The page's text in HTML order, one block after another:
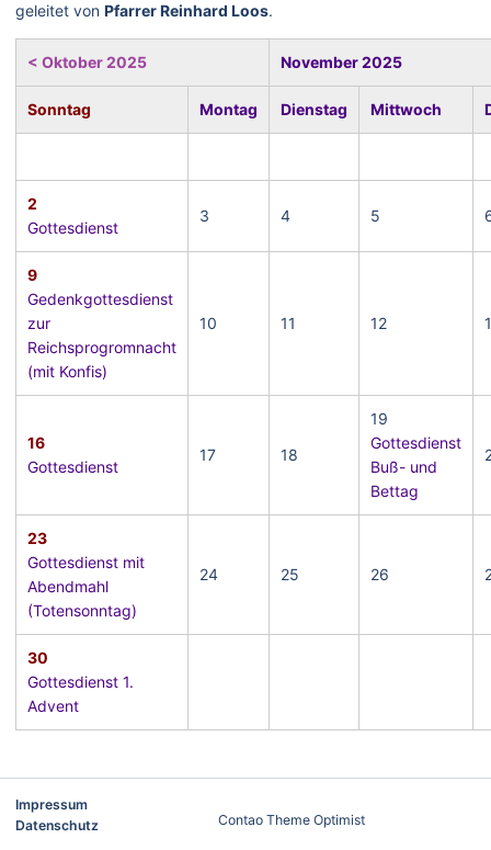
geleitet von Pfarrer Reinhard Loos.
< Oktober 2025 November 2025
Sonntag Montag Dienstag Mittwoch
2
Gottesdienst
3 4 5
9
Gedenkgottesdienst
zur
Reichsprogromnacht
(mit Konfis)
10 11 12
16
Gottesdienst
17 18
19
Gottesdienst
Buß- und
Bettag
23
Gottesdienst mit
Abendmahl
(Totensonntag)
24 25 26
30
Gottesdienst 1.
Advent
Impressum
Datenschutz
Contao Theme Optimist